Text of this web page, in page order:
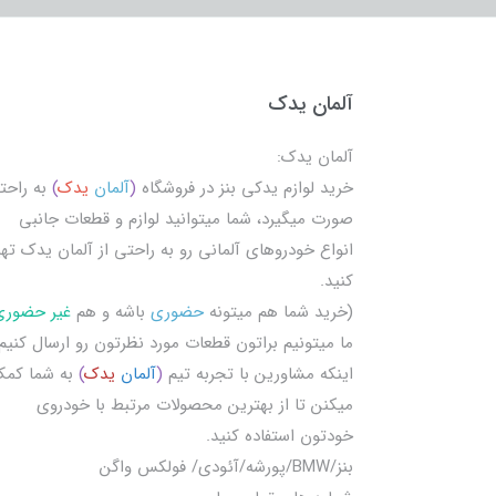
آلمان یدک
آلمان یدک:
خرید لوازم یدکی بنز در فروشگاه (آلمان یدک) به
صورت میگیرد، شما میتوانید لوازم و قطعات جانبی
انواع خودروهای آلمانی رو به راحتی از آلمان یدک
کنید.
(خرید شما هم میتونهحضوری باشه و همغیر
ما میتونیم براتون قطعات مورد نظرتون رو ارسال
اینکه مشاورین با تجربه تیم (آلمان یدک) به شما
میکنن تا از بهترین محصولات مرتبط با خودروی
خودتون استفاده کنید.
بنز/BMW/پورشه/آئودی/ فولکس واگن